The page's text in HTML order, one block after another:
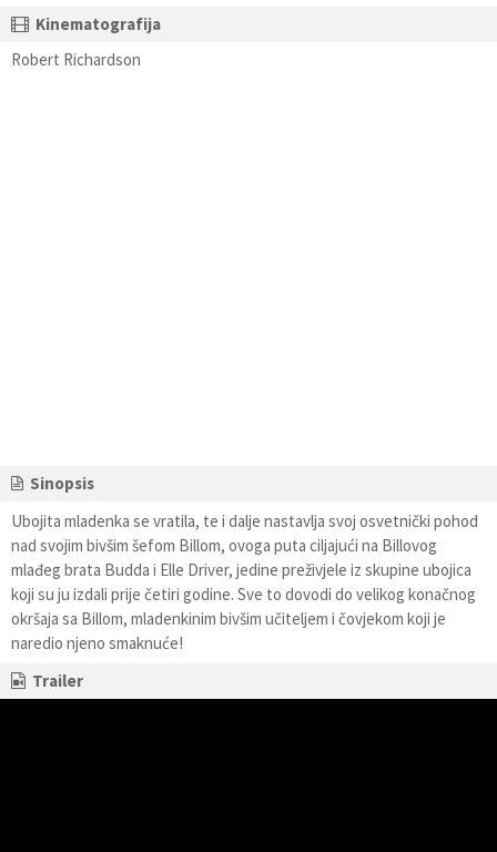
Kinematografija
Robert Richardson
Sinopsis
Ubojita mladenka se vratila, te i dalje nastavlja svoj osvetnički pohod
nad svojim bivšim šefom Billom, ovoga puta ciljajući na Billovog
mlađeg brata Budda i Elle Driver, jedine preživjele iz skupine ubojica
koji su ju izdali prije četiri godine. Sve to dovodi do velikog konačnog
okršaja sa Billom, mladenkinim bivšim učiteljem i čovjekom koji je
naredio njeno smaknuće!
Trailer